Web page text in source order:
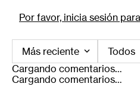
Por favor, inicia sesión
Más reciente
Todos
Cargando comentarios…
Cargando comentarios…